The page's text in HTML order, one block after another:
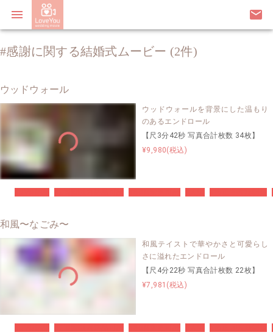
menu email
#感謝に関する結婚式ムービー (2件)
ウッドウォール
ウッドウォールを背景にした温もり
のあるエンドロール
【尺3分42秒 写真合計枚数 34枚】
¥9,980(税込)
和風〜なごみ〜
和風テイストで華やかさと可愛らし
さに溢れたエンドロール
【尺4分22秒 写真合計枚数 22枚】
¥7,981(税込)